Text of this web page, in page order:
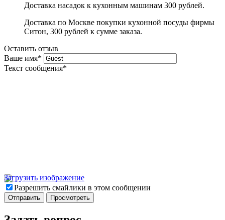
Доставка насадок к кухонным машинам 300 рублей.
Доставка по Москве покупки кухонной посуды фирмы
Ситон, 300 рублей к сумме заказа.
Оставить отзыв
Ваше имя*
Текст сообщения*
Загрузить изображение
Разрешить смайлики в этом сообщении